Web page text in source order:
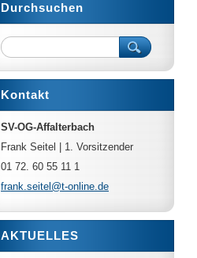
Durchsuchen
Kontakt
SV-OG-Affalterbach
Frank Seitel | 1. Vorsitzender
01 72. 60 55 11 1
frank.seitel@t-online.de
AKTUELLES